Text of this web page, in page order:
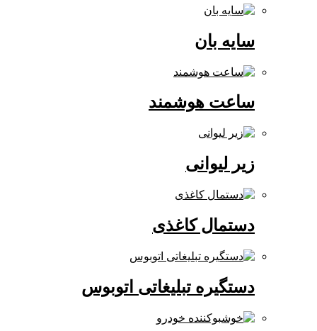
ساعت هوشمند
زیر لیوانی
دستمال کاغذی
دستگیره تبلیغاتی اتوبوس